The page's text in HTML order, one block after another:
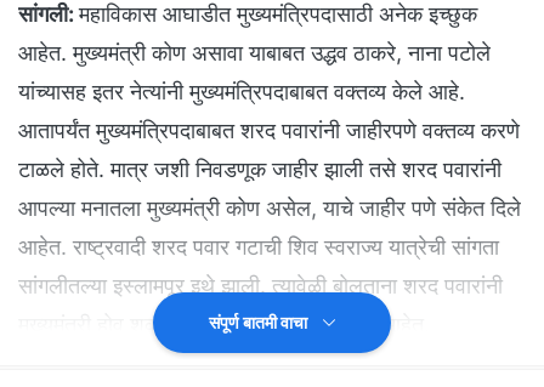
सांगली: महाविकास आघाडीत मुख्यमंत्रिपदासाठी अनेक इच्छुक
आहेत. मुख्यमंत्री कोण असावा याबाबत उद्धव ठाकरे, नाना पटोले
यांच्यासह इतर नेत्यांनी मुख्यमंत्रिपदाबाबत वक्तव्य केले आहे.
आतापर्यंत मुख्यमंत्रिपदाबाबत शरद पवारांनी जाहीरपणे वक्तव्य करणे
टाळले होते. मात्र जशी निवडणूक जाहीर झाली तसे शरद पवारांनी
आपल्या मनातला मुख्यमंत्री कोण असेल, याचे जाहीर पणे संकेत दिले
आहेत. राष्ट्रवादी शरद पवार गटाची शिव स्वराज्य यात्रेची सांगता
सांगलीतल्या इस्लामपूर इथे झाली. त्यावेळी बोलताना शरद पवारांनी
मुख्यमंत्री होवू शकतो याचेच संकेत देऊन टाकले आहेत.
संपूर्ण बातमी वाचा